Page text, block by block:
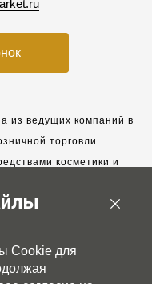
из ведущих компаний в
торговли
косметики и
к сотрудничеству
на взаимовыгодные,
отношения.
Cookie для